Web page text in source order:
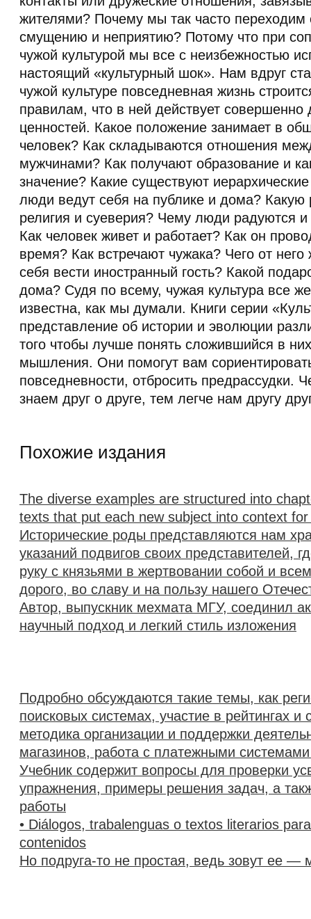
жителями? Почему мы так часто переходим
смущению и неприятию? Потому что при
чужой культурой мы все с неизбежностью
настоящий «культурный шок». Нам вдруг
чужой культуре повседневная жизнь
правилам, что в ней действует совершенно
ценностей. Какое положение занимает в
человек? Как складываются отношения
мужчинами? Как получают образование и
значение? Какие существуют
люди ведут себя на публике и дома? Какую
религия и суеверия? Чему люди радуются и
Как человек живет и работает? Как он
время? Как встречают чужака? Чего от
себя вести иностранный гость? Какой
дома? Судя по всему, чужая культура все
известна, как мы думали. Книги серии
представление об истории и эволюции
того чтобы лучше понять сложившийся в
мышления. Они помогут вам
повседневности, отбросить предрассудки.
знаем друг о друге, тем легче нам другу
Похожие издания
The diverse examples are structured into
texts that put each new subject into context
Исторические роды представляются нам
указаний подвигов своих представителей,
руку с князьями в жертвовании собой и
дорого, во славу и на пользу нашего
Автор, выпускник мехмата МГУ, соединил
научный подход и легкий стиль изложения
Подробно обсуждаются такие темы, как
поисковых системах, участие в рейтингах и
методика организации и поддержки
магазинов, работа с платежными
Учебник содержит вопросы для проверки
упражнения, примеры решения задач, а
работы
• Diálogos, trabalenguas o textos literarios
contenidos
Но подруга-то не простая, ведь зовут ее